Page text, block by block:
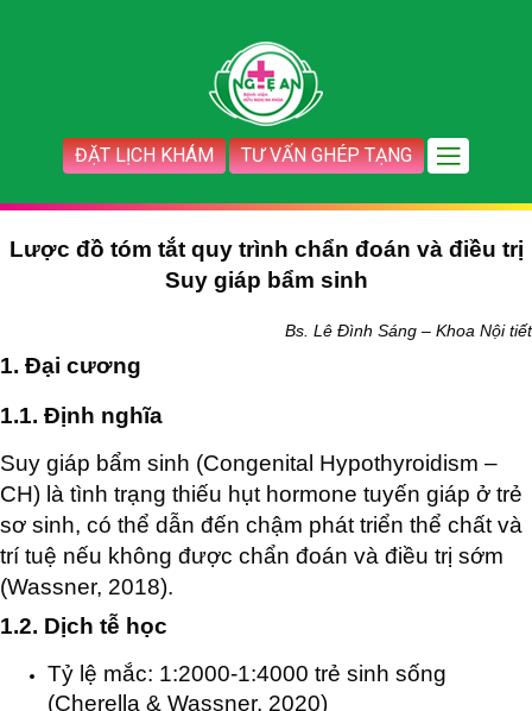
ĐẶT LỊCH KHÁM TƯ VẤN GHÉP TẠNG
Lược đồ tóm tắt quy trình chẩn đoán và điều trị
Suy giáp bẩm sinh
Bs. Lê Đình Sáng – Khoa Nội tiết
1. Đại cương
1.1. Định nghĩa
Suy giáp bẩm sinh (Congenital Hypothyroidism –
CH) là tình trạng thiếu hụt hormone tuyến giáp ở trẻ
sơ sinh, có thể dẫn đến chậm phát triển thể chất và
trí tuệ nếu không được chẩn đoán và điều trị sớm
(Wassner, 2018).
1.2. Dịch tễ học
Tỷ lệ mắc: 1:2000-1:4000 trẻ sinh sống
(Cherella & Wassner, 2020)